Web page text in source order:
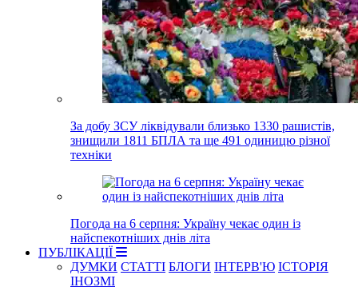
За добу ЗСУ ліквідували близько 1330 рашистів,
знищили 1811 БПЛА та ще 491 одиницю різної
техніки
Погода на 6 серпня: Україну чекає один із
найспекотніших днів літа
ПУБЛІКАЦІЇ
ДУМКИ СТАТТІ БЛОГИ ІНТЕРВ'Ю ІСТОРІЯ
ІНОЗМІ